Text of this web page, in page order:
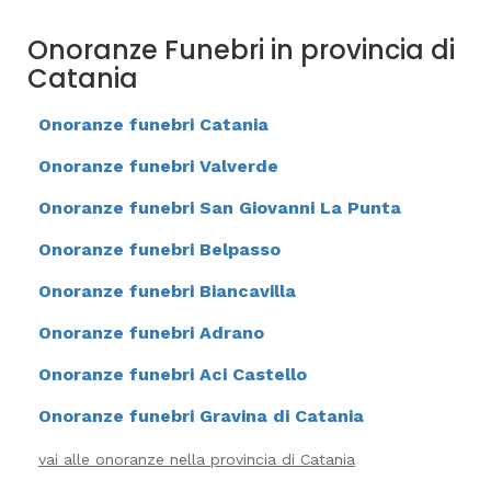
Onoranze Funebri in provincia di
Catania
Onoranze funebri Catania
Onoranze funebri Valverde
Onoranze funebri San Giovanni La Punta
Onoranze funebri Belpasso
Onoranze funebri Biancavilla
Onoranze funebri Adrano
Onoranze funebri Aci Castello
Onoranze funebri Gravina di Catania
vai alle onoranze nella provincia di Catania